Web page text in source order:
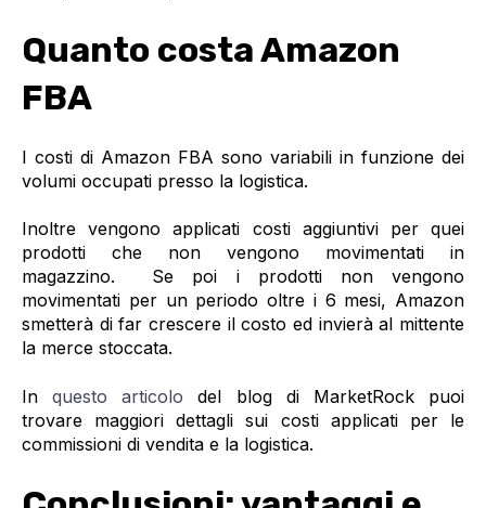
Quanto costa Amazon
FBA
I costi di Amazon FBA sono variabili in funzione dei
volumi occupati presso la logistica.
Inoltre vengono applicati costi aggiuntivi per quei
prodotti che non vengono movimentati in
magazzino. Se poi i prodotti non vengono
movimentati per un periodo oltre i 6 mesi, Amazon
smetterà di far crescere il costo ed invierà al mittente
la merce stoccata.
Inquesto articolo del blog di MarketRock puoi
trovare maggiori dettagli sui costi applicati per le
commissioni di vendita e la logistica.